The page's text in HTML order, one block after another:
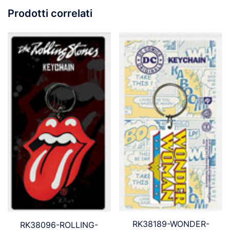
Prodotti correlati
RK38096-ROLLING-
RK38189-WONDER-